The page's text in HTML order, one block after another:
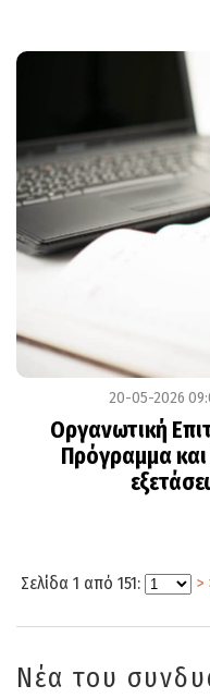
20-05-2026
Οργανωτική
Πρόγραμμα
Σελίδα 1 από 151: >
Νέα του